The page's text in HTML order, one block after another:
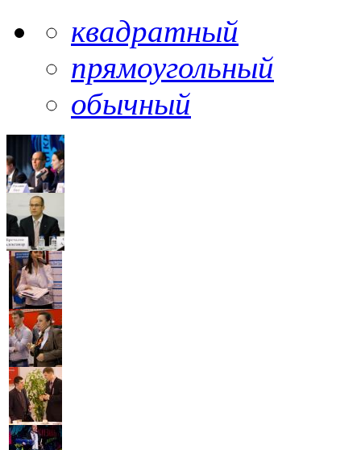
квадратный
прямоугольный
обычный